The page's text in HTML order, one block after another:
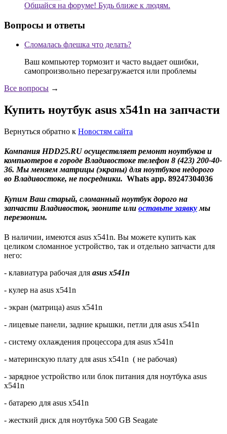
Общайся на форуме! Будь ближе к людям.
Вопросы и ответы
Сломалась флешка что делать?
Ваш компьютер тормозит и часто выдает ошибки,
самопроизвольно перезагружается или проблемы
Все вопросы →
Купить ноутбук asus x541n на запчасти
Вернуться обратно к Новостям сайта
Компания HDD25.RU осуществляет ремонт ноутбуков и
компьютеров в городе Владивостоке телефон 8 (423) 200-40-
36. Мы меняем матрицы (экраны) для ноутбуков недорого
во Владивостоке, не посредники. Whats app. 89247304036
Купим Ваш старый, сломанный ноутбук дорого на
запчасти Владивосток, звоните или оставьте заявкумы
перезвоним.
В наличии, имеются asus x541n. Вы можете купить как
целиком сломанное устройство, так и отдельно запчасти для
него:
- клавиатура рабочая для asus x541n
- кулер на asus x541n
- экран (матрица) asus x541n
- лицевые панели, задние крышки, петли для asus x541n
- систему охлаждения процессора для asus x541n
- материнскую плату для asus x541n ( не рабочая)
- зарядное устройство или блок питания для ноутбука asus
x541n
- батарею для asus x541n
- жесткий диск для ноутбука 500 GB Seagate